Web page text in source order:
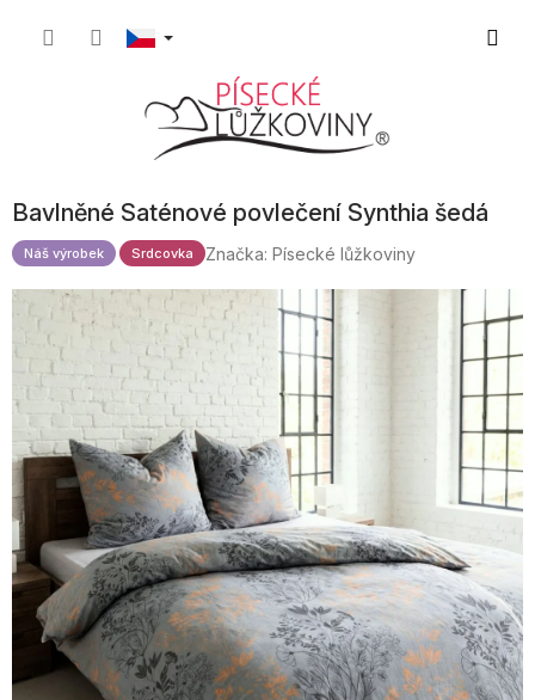
Bavlněné Saténové povlečení Synthia šedá
Náš výrobek Srdcovka Značka: Písecké lůžkoviny